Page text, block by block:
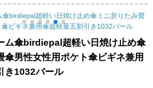
ビレッグ傘は、広告
傘の叡智黒をカータ
スです。
の强い日焼け止めで
す。
ム傘birdiepal超軽い日焼け止め傘
傘男性女性用ポケト傘ビギネ兼用
き1032バール